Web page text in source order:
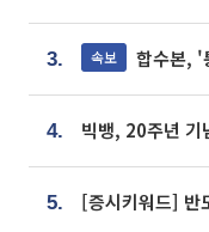
3. 속보 합수본, '통계
4.
5.